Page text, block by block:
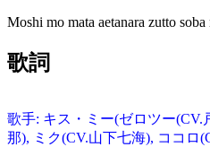
Moshi mo mata aetanara zutto
歌詞
歌手: キス・ミー(ゼロツー(CV.
那), ミク(CV.山下七海), ココロ